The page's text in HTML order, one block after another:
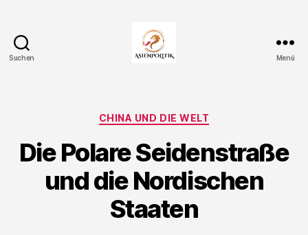
Suchen Menü
Kategorien
CHINA UND DIE WELT
Die Polare Seidenstraße
und die Nordischen
Staaten